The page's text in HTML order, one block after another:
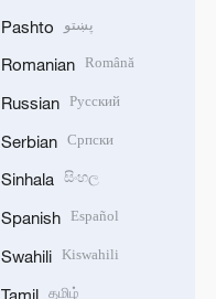
Pashto پښتو
Romanian Română
Russian Русский
Serbian Српски
Sinhala සිංහල
Spanish Español
Swahili Kiswahili
Tamil தமிழ்